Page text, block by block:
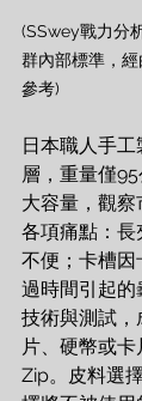
(SSwey戰力分
群內部標準，
參考)
日本職人手
層，重量僅
大容量，觀
各項痛點：
不便；卡槽因
過時間引起的
技術與測試
片、硬幣或
Zip。皮料選